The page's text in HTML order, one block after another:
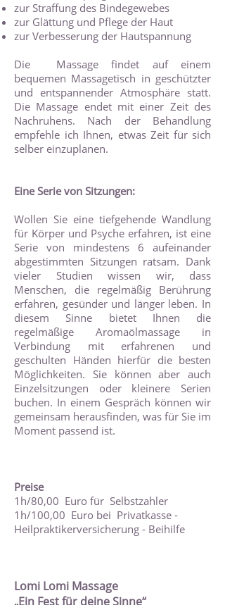
zur Straffung des Bindegewebes
zur Glättung und Pflege der Haut
zur Verbesserung der Hautspannung
Die Massage findet auf einem
bequemen Massagetisch in geschützter
und entspannender Atmosphäre statt.
Die Massage endet mit einer Zeit des
Nachruhens. Nach der Behandlung
empfehle ich Ihnen, etwas Zeit für sich
selber einzuplanen.
Eine Serie von Sitzungen:
Wollen Sie eine tiefgehende Wandlung
für Körper und Psyche erfahren, ist eine
Serie von mindestens 6 aufeinander
abgestimmten Sitzungen ratsam. Dank
vieler Studien wissen wir, dass
Menschen, die regelmäßig Berührung
erfahren, gesünder und länger leben. In
diesem Sinne bietet Ihnen die
regelmäßige Aromaölmassage in
Verbindung mit erfahrenen und
geschulten Händen hierfür die besten
Möglichkeiten. Sie können aber auch
Einzelsitzungen oder kleinere Serien
buchen. In einem Gespräch können wir
gemeinsam herausfinden, was für Sie im
Moment passend ist.
Preise
1h/80,00 Euro für Selbstzahler
1h/100,00 Euro bei Privatkasse -
Heilpraktikerversicherung - Beihilfe
Lomi Lomi Massage
„Ein Fest für deine Sinne“